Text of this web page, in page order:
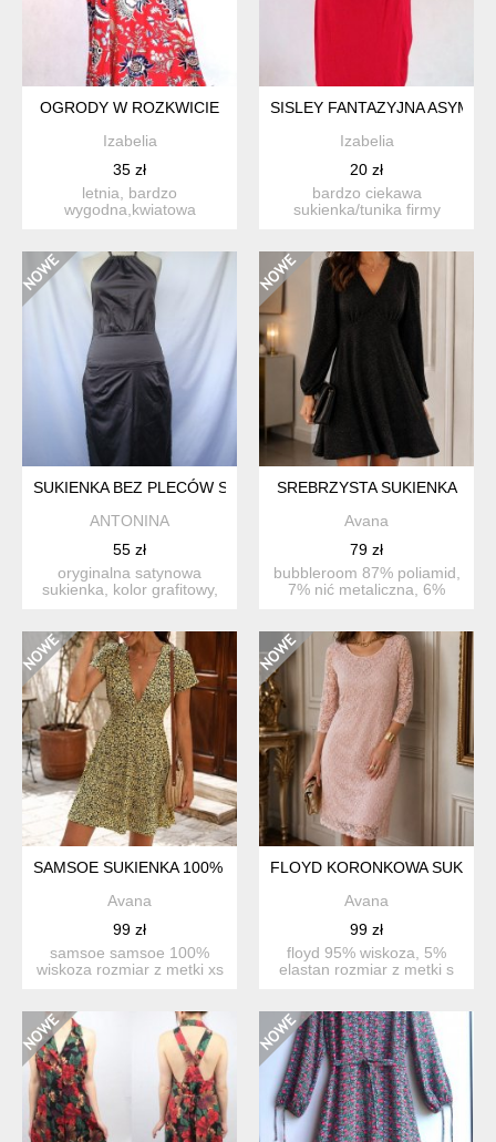
OGRODY W ROZKWICIE
Izabelia
35 zł
letnia, bardzo
wygodna,kwiatowa
SISLEY FANTAZYJNA
Izabelia
20 zł
bardzo ciekawa
sukienka/tunika firmy
SUKIENKA BEZ PLECÓW S/M
ANTONINA
55 zł
oryginalna satynowa
sukienka, kolor grafitowy,
SREBRZYSTA SUKIENKA
Avana
79 zł
bubbleroom 87% poliamid,
7% nić metaliczna, 6%
SAMSOE SUKIENKA 100% WISKOZA (F, VM, VW)
Avana
99 zł
samsoe samsoe 100%
wiskoza rozmiar z metki xs
FLOYD KORONKOWA
Avana
99 zł
floyd 95% wiskoza, 5%
elastan rozmiar z metki s